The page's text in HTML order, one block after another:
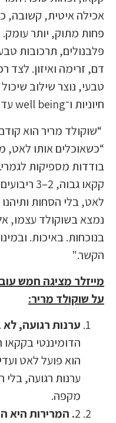
אכילה איטית, קשובה,
פחות מתוק, יותר
פלבנולים, תרכובות
דם, זרימה ואיזון. לצד
טבעי, נוצר שילוב
חיוניות ו־well being עדין."
“שוקולד מריר הוא
“כשאוכלים אותו לאט,
בודדות מספיקות
קקאו
לאט, בלי הסחות
נמצא בשוקולד עצמו,
בנוכחות. באיכות.
הקשר."
מייזלר מציגה חמש
על שוקולד מריר:
ערנות רגועה,
הדומיננטי בקקאו
הוא פועל לאט
ערנות רגועה,
מקפה.
2
. המרירות היא